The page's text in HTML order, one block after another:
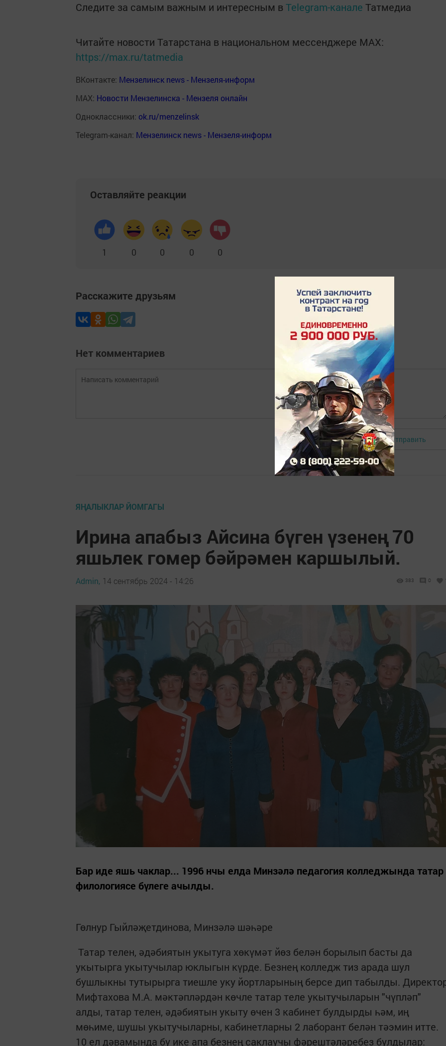
Следите за самым важным и интересным в Telegram-канале Татмедиа
Читайте новости Татарстана в национальном мессенджере MАХ:
https://max.ru/tatmedia
ВКонтакте: Мензелинск news - Мензеля-информ
MAX: Новости Мензелинска - Мензеля онлайн
Одноклассники: ok.ru/menzelinsk
Telegram-канал: Мензелинск news - Мензеля-информ
Оставляйте реакции
1 0 0 0 0
Расскажите друзьям
Нет комментариев
Авторизоваться Отправить
ЯҢАЛЫКЛАР ЙОМГАГЫ
Ирина апабыз Айсина бүген үзенең 70
яшьлек гомер бәйрәмен каршылый.
Admin, 14 сентябрь 2024 - 14:26 383 0
Бар иде яшь чаклар... 1996 нчы елда Минзәлә педагогия колледжында татар
филологиясе бүлеге ачылды.
Гөлнур Гыйләҗетдинова, Минзәлә шәһәре
Татар телен, әдәбиятын укытуга хөкүмәт йөз белән борылып басты да
укытырга укытучылар юклыгын күрде. Безнең колледж тиз арада шул
бушлыкны тутырырга тиешле уку йортларының берсе дип табылды.
Мифтахова М.А. мәктәпләрдән көчле татар теле укытучыларын "чүпләп"
алды, татар телен, әдәбиятын укыту өчен 3 кабинет булдырды һәм, иң
мөһиме, шушы укытучыларны, кабинетларны 2 лаборант белән тәэмин итте.
10 ел дәвамында бу ике апа безнең саклаучы фәрештәләребез булдылар: